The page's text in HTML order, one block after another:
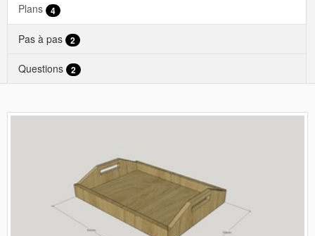
Plans 4
Pas à pas 2
Questions 2